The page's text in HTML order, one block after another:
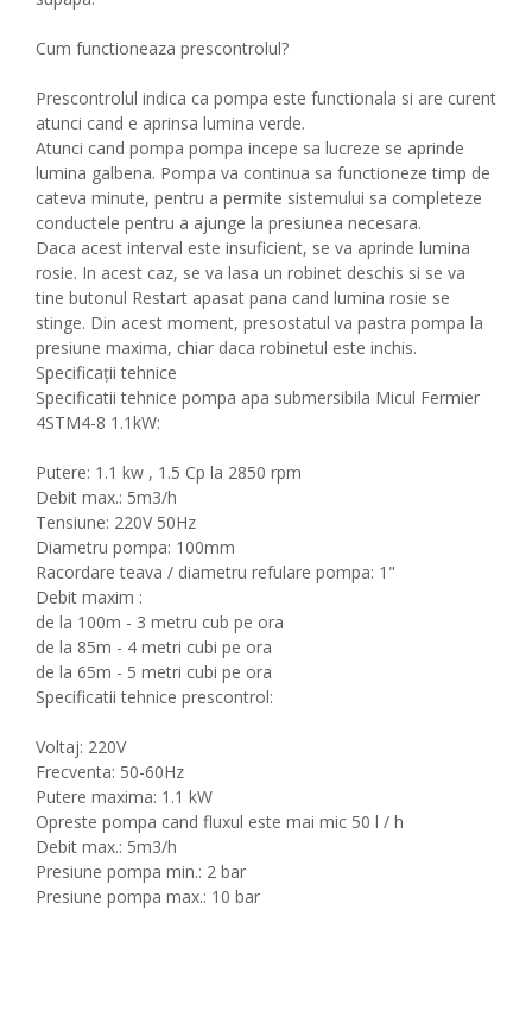
Cum functioneaza prescontrolul?
Prescontrolul indica ca pompa este functionala si are curent
atunci cand e aprinsa lumina verde.
Atunci cand pompa pompa incepe sa lucreze se aprinde
lumina galbena. Pompa va continua sa functioneze timp de
cateva minute, pentru a permite sistemului sa completeze
conductele pentru a ajunge la presiunea necesara.
Daca acest interval este insuficient, se va aprinde lumina
rosie. In acest caz, se va lasa un robinet deschis si se va
tine butonul Restart apasat pana cand lumina rosie se
stinge. Din acest moment, presostatul va pastra pompa la
presiune maxima, chiar daca robinetul este inchis.
Specificații tehnice
Specificatii tehnice pompa apa submersibila Micul Fermier
4STM4-8 1.1kW:
Putere: 1.1 kw , 1.5 Cp la 2850 rpm
Debit max.: 5m3/h
Tensiune: 220V 50Hz
Diametru pompa: 100mm
Racordare teava / diametru refulare pompa: 1"
Debit maxim :
de la 100m - 3 metru cub pe ora
de la 85m - 4 metri cubi pe ora
de la 65m - 5 metri cubi pe ora
Specificatii tehnice prescontrol:
Voltaj: 220V
Frecventa: 50-60Hz
Putere maxima: 1.1 kW
Opreste pompa cand fluxul este mai mic 50 l / h
Debit max.: 5m3/h
Presiune pompa min.: 2 bar
Presiune pompa max.: 10 bar